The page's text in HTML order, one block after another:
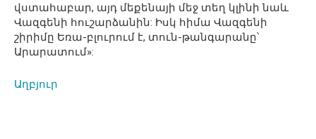
վստահաբար, այդ մեքենայի մեջ տեղ կլինի նաև
Վազգենի հուշարձանին: Իսկ հիմա Վազգենի
շիրիմը Եռա-բլուրում է, տուն-թանգարանը՝
Արարատում»:
Աղբյուր